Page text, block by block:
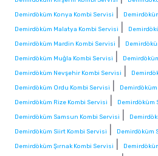
Demirdöküm Konya Kombi Servisi
Demirdöküm Malatya Kombi Servisi
Demirdöküm Mardin Kombi Servisi
Demirdöküm Muğla Kombi Servisi
Demirdöküm Nevşehir Kombi Servisi
Demirdöküm Ordu Kombi Servisi
Demirdöküm Rize Kombi Servisi Demirdöküm
Demirdöküm Samsun Kombi Servisi
Demirdöküm Siirt Kombi Servisi Demirdöküm
Demirdöküm Şırnak Kombi Servisi